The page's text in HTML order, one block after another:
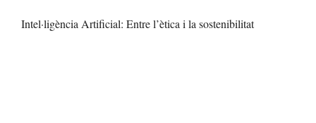
Intel·ligència Artificial: Entre l’ètica i la sostenibilitat